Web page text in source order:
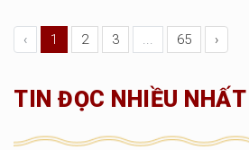
‹ 1 2 3 ... 65 ›
TIN ĐỌC NHIỀU NHẤT